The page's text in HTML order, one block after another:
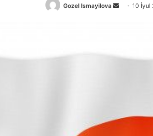
Gozel Ismayilova
Send10 İyul